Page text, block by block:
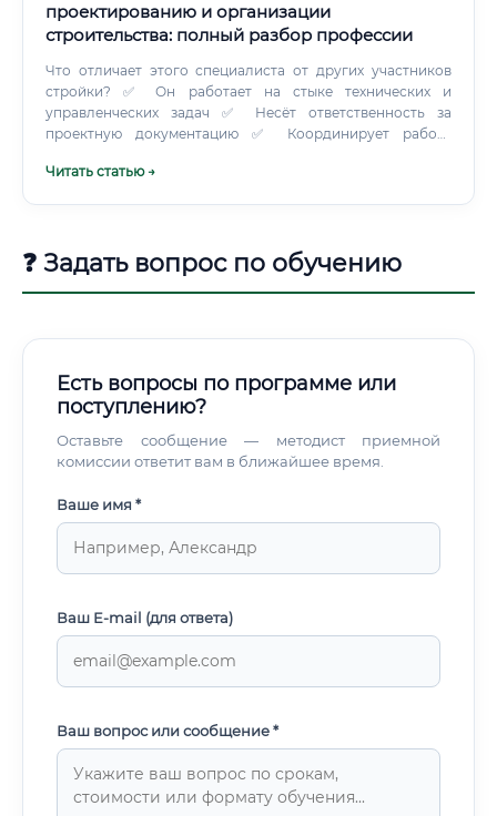
проектированию и организации
строительства: полный разбор профессии
Что отличает этого специалиста от других участников
стройки? ✅ Он работает на стыке технических и
управленческих задач ✅ Несёт ответственность за
проектную документацию ✅ Координирует работу
Контролирует соответствие строительных норм и
занимается специалист по проектированию и
организации строительства Рабочий день такого
Читать статью →
❓ Задать вопрос по обучению
Есть вопросы по программе или
поступлению?
Оставьте сообщение — методист приемной
комиссии ответит вам в ближайшее время.
Ваше имя *
Ваш E-mail (для ответа)
Ваш вопрос или сообщение *